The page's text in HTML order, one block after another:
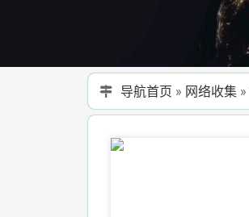
导航首页 » 网络收集 »